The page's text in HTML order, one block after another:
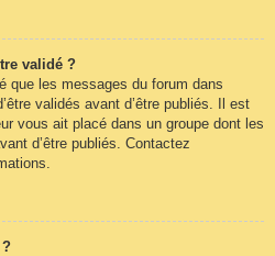
validé ?
que les messages du forum dans
validés avant d’être publiés. Il est
vous ait placé dans un groupe dont les
d’être publiés. Contactez